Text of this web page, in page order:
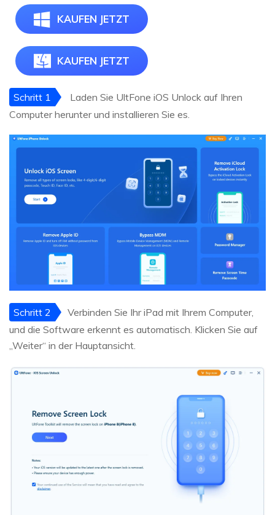
KAUFEN JETZT
KAUFEN JETZT
Schritt 1
Laden Sie UltFone iOS Unlock auf Ihren
Computer herunter und installieren Sie es.
Schritt 2
Verbinden Sie Ihr iPad mit Ihrem Computer,
und die Software erkennt es automatisch. Klicken Sie auf
„Weiter“ in der Hauptansicht.